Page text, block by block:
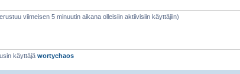
viimeisen 5 minuutin aikana olleisiin aktiivisiin käyttäjiin)
käyttäjä wortychaos